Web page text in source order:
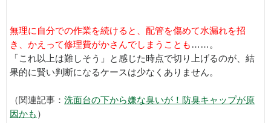
無理に自分での作業を続けると、配管を傷めて水漏れを招
き、かえって修理費がかさんでしまうことも ……。
「これ以上は難しそう」と感じた時点で切り上げるのが、結
果的に賢い判断になるケースは少なくありません。
（関連記事： 洗面台の下から嫌な臭いが！防臭キャップが原
因かも ）